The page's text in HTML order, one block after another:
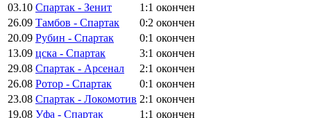
03.10 Спартак - Зенит 1:1 окончен
26.09 Тамбов - Спартак 0:2 окончен
20.09 Рубин - Спартак 0:1 окончен
13.09 цска - Спартак 3:1 окончен
29.08 Спартак - Арсенал 2:1 окончен
26.08 Ротор - Спартак 0:1 окончен
23.08 Спартак - Локомотив 2:1 окончен
19.08 Уфа - Спартак 1:1 окончен